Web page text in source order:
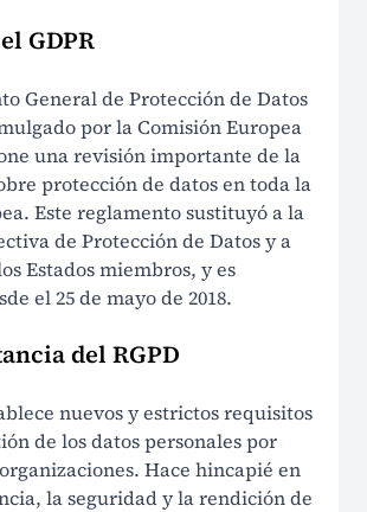
GDPR
General de Protección de Datos
por la Comisión Europea
una revisión importante de la
protección de datos en toda la
Este reglamento sustituyó a la
de Protección de Datos y a
Estados miembros, y es
el 25 de mayo de 2018.
del RGPD
nuevos y estrictos requisitos
de los datos personales por
Hace hincapié en
la seguridad y la rendición de